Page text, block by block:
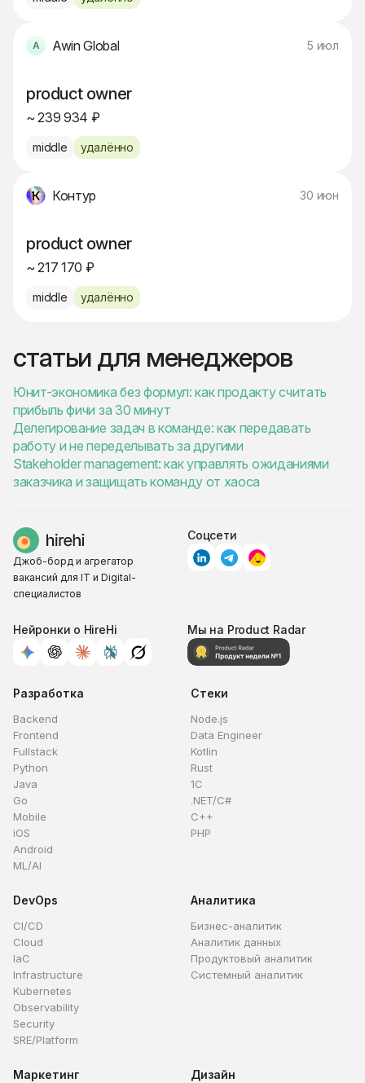
Awin Global 5 июл
product owner
~ 239 934 ₽
middle удалённо
Контур 30 июн
product owner
~ 217 170 ₽
middle удалённо
статьи для менеджеров
Юнит-экономика без формул: как продакту считать
прибыль фичи за 30 минут
Делегирование задач в команде: как передавать
работу и не переделывать за другими
Stakeholder management: как управлять ожиданиями
заказчика и защищать команду от хаоса
Джоб-борд и агрегатор
вакансий для IT и Digital-
специалистов
Соцсети
Нейронки о HireHi Мы на Product Radar
Разработка
Backend
Frontend
Fullstack
Python
Java
Go
Mobile
iOS
Android
ML/AI
Стеки
Node.js
Data Engineer
Kotlin
Rust
1C
.NET/C#
C++
PHP
DevOps
CI/CD
Cloud
IaC
Infrastructure
Kubernetes
Observability
Security
SRE/Platform
Аналитика
Бизнес-аналитик
Аналитик данных
Продуктовый аналитик
Системный аналитик
Маркетинг Дизайн